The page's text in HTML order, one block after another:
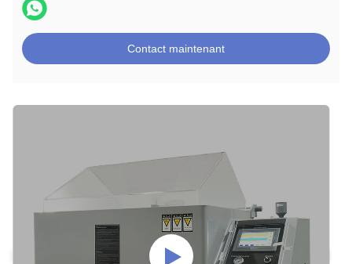
Contact maintenant